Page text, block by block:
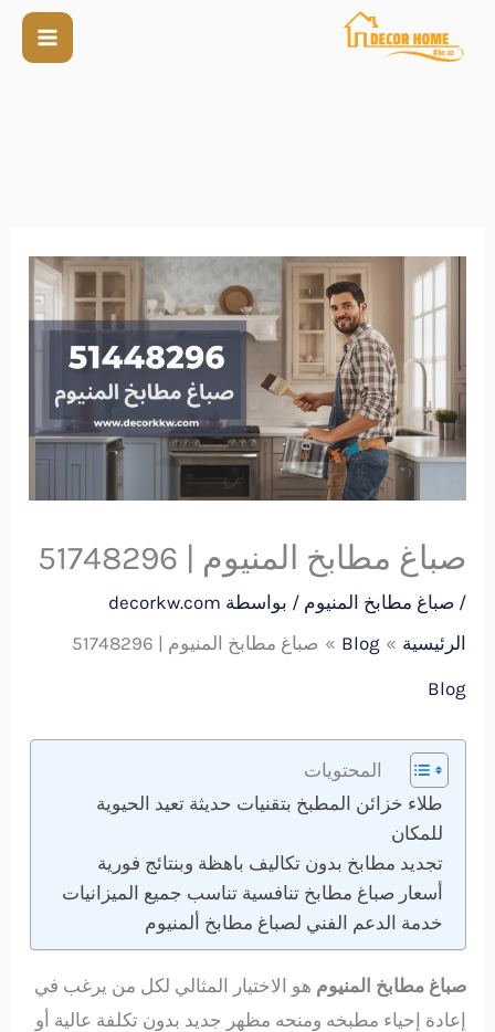
صباغ مطابخ المنيوم | 51748296
/صباغ مطابخ المنيوم / بواسطة decorkw.com
الرئيسية
Blog صباغ مطابخ المنيوم | 51748296
Blog
المحتويات
طلاء خزائن المطبخ بتقنيات حديثة تعيد الحيوية
للمكان
تجديد مطابخ بدون تكاليف باهظة وبنتائج فورية
أسعار صباغ مطابخ تنافسية تناسب جميع الميزانيات
خدمة الدعم الفني لصباغ مطابخ ألمنيوم
صباغ مطابخ المنيوم هو الاختيار المثالي لكل من يرغب في
إعادة إحياء مطبخه ومنحه مظهر جديد بدون تكلفة عالية أو